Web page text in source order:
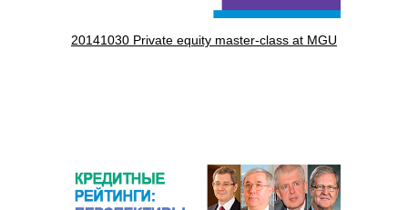
20141030 Private equity master-class at MGU